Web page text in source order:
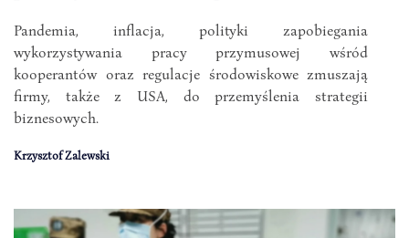
Pandemia, inflacja, polityki zapobiegania
wykorzystywania pracy przymusowej wśród
kooperantów oraz regulacje środowiskowe zmuszają
firmy, także z USA, do przemyślenia strategii
biznesowych.
Krzysztof Zalewski